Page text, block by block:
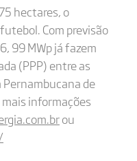
hectares, o
Com previsão
99 MWp já fazem
(PPP) entre as
Pernambucana de
informações
ou